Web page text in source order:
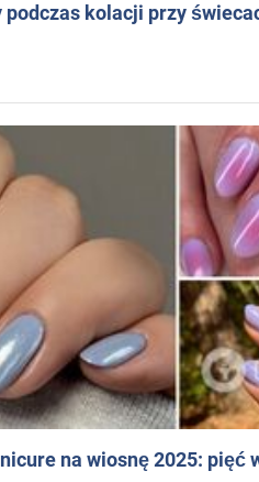
podczas kolacji przy
na wiosnę 2025: pięć